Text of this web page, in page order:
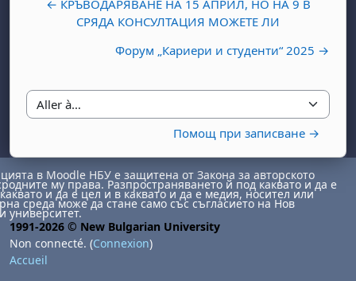
← КРЪВОДАРЯВАНЕ НА 15 АПРИЛ, НО НА 9 В
СРЯДА КОНСУЛТАЦИЯ МОЖЕТЕ ЛИ
Форум „Кариери и студенти“ 2025 →
Aller à…
Помощ при записване →
dimanche 2 août
14 août
samedi 15 août
dimanche 16 août
août
août 28 août
samedi 29 août
dimanche 30 août
в Moodle НБУ е защитена от Закона за авторското
му права. Разпространяването й под каквато и да е
и да е цел и в каквато и да е медия, носител или
среда може да стане само със съгласието на Нов
университет.
1991-2026 © New Bulgarian University
Non connecté. (Connexion)
Accueil